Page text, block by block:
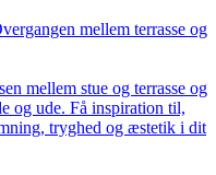
mellem terrasse og
mellem stue og terrasse og
og ude. Få inspiration til,
tryghed og æstetik i dit